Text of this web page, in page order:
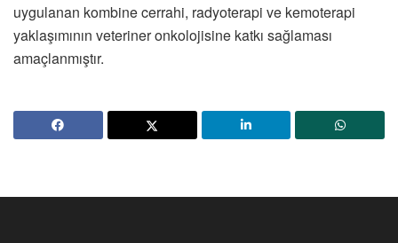
uygulanan kombine cerrahi, radyoterapi ve kemoterapi
yaklaşımının veteriner onkolojisine katkı sağlaması
amaçlanmıştır.